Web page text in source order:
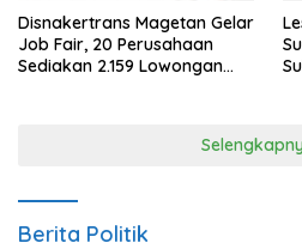
Disnakertrans Magetan Gelar
Job Fair, 20 Perusahaan
Sediakan 2.159 Lowongan
Berita Politik